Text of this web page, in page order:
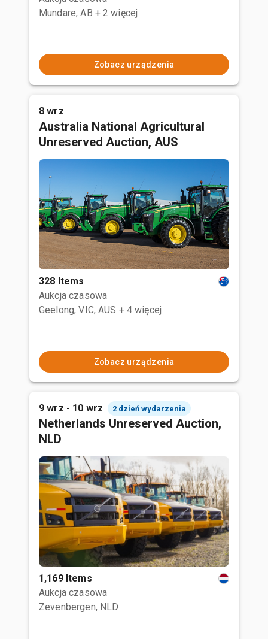
Mundare, AB + 2 więcej
Zobacz urządzenia
8 wrz
Australia National Agricultural
Unreserved Auction, AUS
328 Items
Aukcja czasowa
Geelong, VIC, AUS + 4 więcej
Zobacz urządzenia
9 wrz - 10 wrz 2 dzień wydarzenia
Netherlands Unreserved Auction,
NLD
1,169 Items
Aukcja czasowa
Zevenbergen, NLD